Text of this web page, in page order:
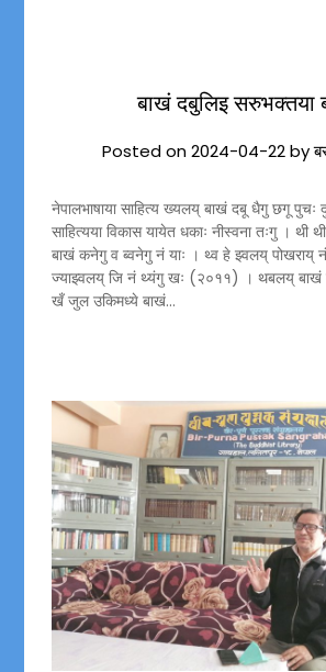
बाखं दबुलिइ सरुभक्तया
Posted on2024-04-22by
नेपालभाषाया साहित्य ख्यलय् बाखं दबू धैगु छगू पुचः
साहित्यया विकास यायेत धकाः नीस्वना तःगु । थी
बाखं कनेगु व ब्वनेगु नं याः । थ्व हे झ्वलय् पोखराय्
ज्याझ्वलय् जि नं थ्यंगु खः (२०११) । थबलय् बाखं
खँ जुल उकिमध्ये बाखं…